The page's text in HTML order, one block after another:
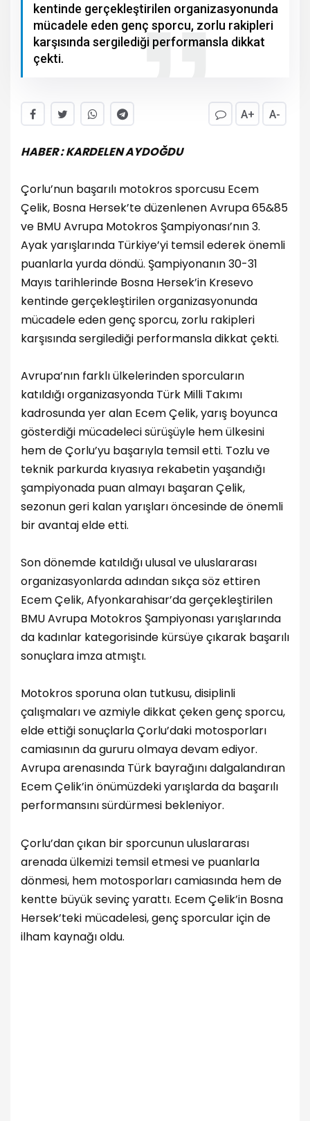
kentinde gerçekleştirilen organizasyonunda
mücadele eden genç sporcu, zorlu rakipleri
karşısında sergilediği performansla dikkat
çekti.
A+ A-
HABER : KARDELEN AYDOĞDU
Çorlu’nun başarılı motokros sporcusu Ecem
Çelik, Bosna Hersek’te düzenlenen Avrupa 65&85
ve BMU Avrupa Motokros Şampiyonası’nın 3.
Ayak yarışlarında Türkiye’yi temsil ederek önemli
puanlarla yurda döndü. Şampiyonanın 30-31
Mayıs tarihlerinde Bosna Hersek’in Kresevo
kentinde gerçekleştirilen organizasyonunda
mücadele eden genç sporcu, zorlu rakipleri
karşısında sergilediği performansla dikkat çekti.
Avrupa’nın farklı ülkelerinden sporcuların
katıldığı organizasyonda Türk Milli Takımı
kadrosunda yer alan Ecem Çelik, yarış boyunca
gösterdiği mücadeleci sürüşüyle hem ülkesini
hem de Çorlu’yu başarıyla temsil etti. Tozlu ve
teknik parkurda kıyasıya rekabetin yaşandığı
şampiyonada puan almayı başaran Çelik,
sezonun geri kalan yarışları öncesinde de önemli
bir avantaj elde etti.
Son dönemde katıldığı ulusal ve uluslararası
organizasyonlarda adından sıkça söz ettiren
Ecem Çelik, Afyonkarahisar’da gerçekleştirilen
BMU Avrupa Motokros Şampiyonası yarışlarında
da kadınlar kategorisinde kürsüye çıkarak başarılı
sonuçlara imza atmıştı.
Motokros sporuna olan tutkusu, disiplinli
çalışmaları ve azmiyle dikkat çeken genç sporcu,
elde ettiği sonuçlarla Çorlu’daki motosporları
camiasının da gururu olmaya devam ediyor.
Avrupa arenasında Türk bayrağını dalgalandıran
Ecem Çelik’in önümüzdeki yarışlarda da başarılı
performansını sürdürmesi bekleniyor.
Çorlu’dan çıkan bir sporcunun uluslararası
arenada ülkemizi temsil etmesi ve puanlarla
dönmesi, hem motosporları camiasında hem de
kentte büyük sevinç yarattı. Ecem Çelik’in Bosna
Hersek’teki mücadelesi, genç sporcular için de
ilham kaynağı oldu.